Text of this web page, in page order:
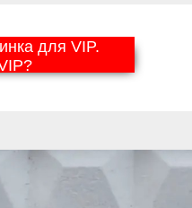
для VIP.